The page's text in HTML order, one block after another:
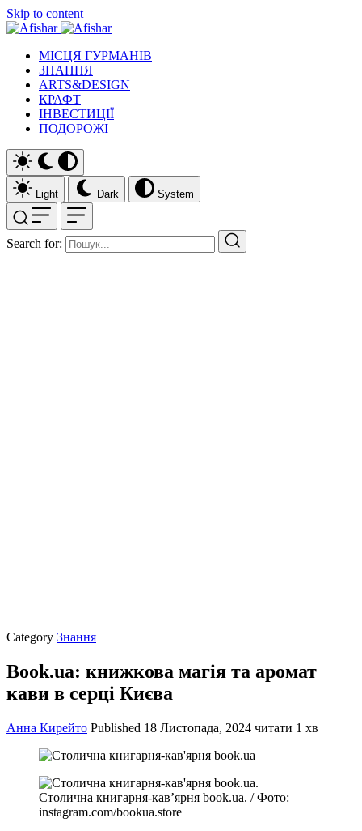
Skip to content
МІСЦЯ ГУРМАНІВ
ЗНАННЯ
ARTS&DESIGN
КРАФТ
ІНВЕСТИЦІЇ
ПОДОРОЖІ
Light Dark System
Search for:
Category Знання
Book.ua: книжкова магія та аромат
кави в серці Києва
Анна Кирейто Published 18 Листопада, 2024 читати 1 хв
Cтолична книгарня-кав’ярня book.ua. / Фото:
instagram.com/bookua.store